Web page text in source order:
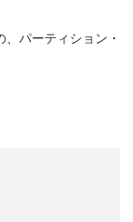
パーティション・